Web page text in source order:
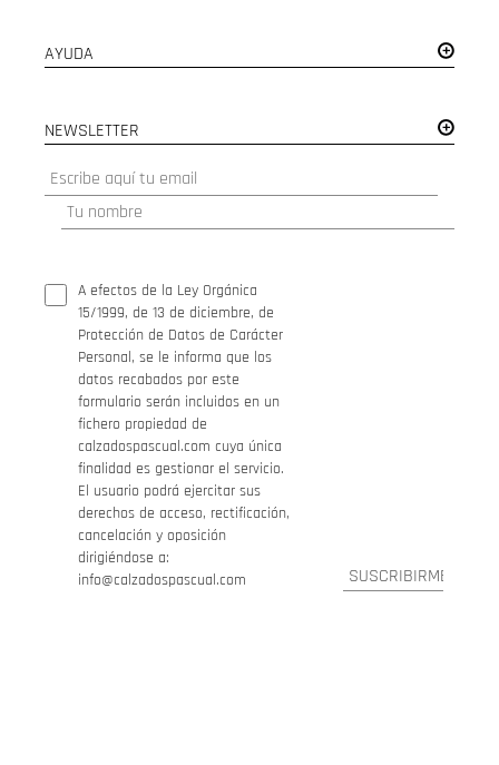
AYUDA
NEWSLETTER
A efectos de la Ley Orgánica
15/1999, de 13 de diciembre, de
Protección de Datos de Carácter
Personal, se le informa que los
datos recabados por este
formulario serán incluidos en un
fichero propiedad de
calzadospascual.com cuya única
finalidad es gestionar el servicio.
El usuario podrá ejercitar sus
derechos de acceso, rectificación,
cancelación y oposición
dirigiéndose a:
info@calzadospascual.com